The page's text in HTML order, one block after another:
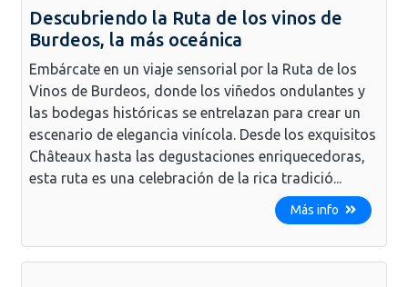
Descubriendo la Ruta de los vinos de
Burdeos, la más oceánica
Embárcate en un viaje sensorial por la Ruta de los
Vinos de Burdeos, donde los viñedos ondulantes y
las bodegas históricas se entrelazan para crear un
escenario de elegancia vinícola. Desde los exquisitos
Châteaux hasta las degustaciones enriquecedoras,
esta ruta es una celebración de la rica tradició...
Más info